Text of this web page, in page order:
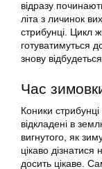
відразу
літа з личинок
стрибунці. Цикл
готуватимуться
знову
Час
Коники
відкладені в
вигнутого, як
цікаво
досить цікаве.